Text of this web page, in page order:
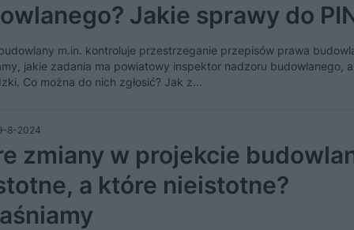
Jakie sprawy do
WINB?m.in. kontroluje przestrzeganie przepisów prawa
jakie zadania ma powiatowy inspektor nadzoru budowlanego,
Co można do nich zgłosić? Jak z…
8-2024
zmiany w projekcie
a które nieistotne?